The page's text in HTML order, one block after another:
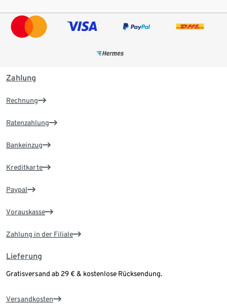
Zahlung
Rechnung
Ratenzahlung
Bankeinzug
Kreditkarte
Paypal
Vorauskasse
Zahlung in der Filiale
Lieferung
Gratisversand ab 29 € & kostenlose Rücksendung.
Versandkosten